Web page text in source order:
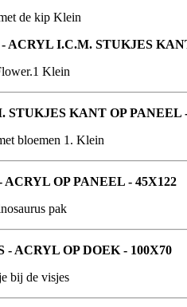
I.C.M. STUKJES
KANT OP PANEEL
OP PANEEL - 45X122
ACRYL OP DOEK - 100X70